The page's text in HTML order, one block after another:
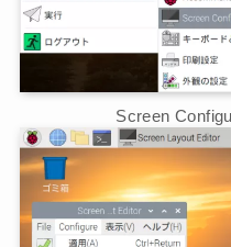
Screen